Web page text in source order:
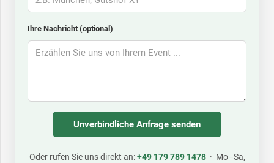
Ihre Nachricht (optional)
Oder rufen Sie uns direkt an:+49 179 789 1478· Mo–Sa,